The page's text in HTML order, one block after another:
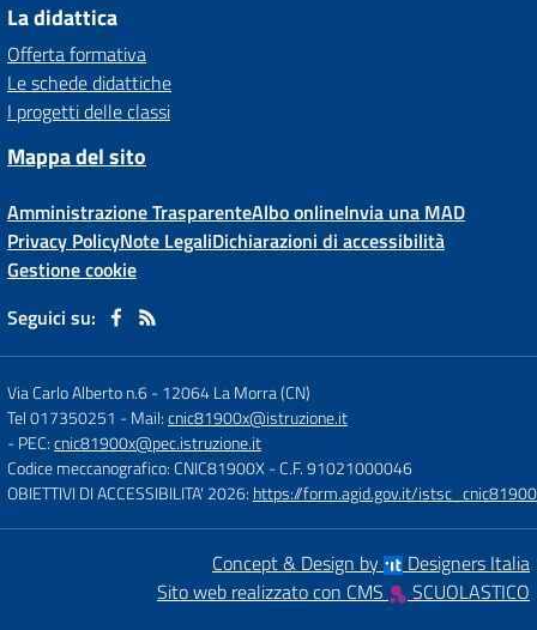
La didattica
Offerta formativa
Le schede didattiche
I progetti delle classi
Mappa del sito
Amministrazione TrasparenteAlbo onlineInvia una MAD
Privacy PolicyNote LegaliDichiarazioni di accessibilità
Gestione cookie
Seguici su:
Via Carlo Alberto n.6-12064 La Morra (CN)
Tel 017350251 - Mail:cnic81900x@istruzione.it
- PEC:cnic81900x@pec.istruzione.it
Codice meccanografico: CNIC81900X- C.F. 91021000046
OBIETTIVI DI ACCESSIBILITA' 2026: https://form.agid.gov.it/
Concept & Design by
Designers Italia
Sito web realizzato con CMS
SCUOLASTICO